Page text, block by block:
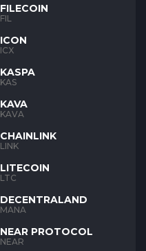
FILECOIN
FIL
ICON
ICX
KASPA
KAS
KAVA
KAVA
CHAINLINK
LINK
LITECOIN
LTC
DECENTRALAND
MANA
NEAR PROTOCOL
NEAR